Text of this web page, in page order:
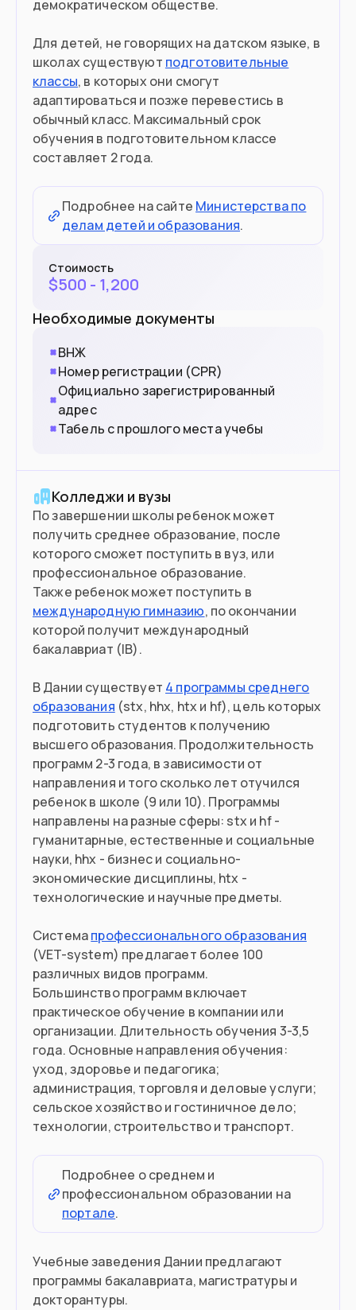
демократическом обществе.
Для детей, не говорящих на датском языке, в
школах существуют подготовительные
классы, в которых они смогут
адаптироваться и позже перевестись в
обычный класс. Максимальный срок
обучения в подготовительном классе
составляет 2 года.
Подробнее на сайте Министерства по
делам детей и образования.
Стоимость
$500 - 1,200
Необходимые документы
ВНЖ
Номер регистрации (CPR)
Официально зарегистрированный
адрес
Табель с прошлого места учебы
Колледжи и вузы
По завершении школы ребенок может
получить среднее образование, после
которого сможет поступить в вуз, или
профессиональное образование.
Также ребенок может поступить в
международную гимназию, по окончании
которой получит международный
бакалавриат (IB).
В Дании существует 4 программы среднего
образования (stx, hhx, htx и hf), цель которых
подготовить студентов к получению
высшего образования. Продолжительность
программ 2-3 года, в зависимости от
направления и того сколько лет отучился
ребенок в школе (9 или 10). Программы
направлены на разные сферы: stx и hf -
гуманитарные, естественные и социальные
науки, hhx - бизнес и социально-
экономические дисциплины, htx -
технологические и научные предметы.
Системапрофессионального образования
(VET-system) предлагает более 100
различных видов программ.
Большинство программ включает
практическое обучение в компании или
организации. Длительность обучения 3-3,5
года. Основные направления обучения:
уход, здоровье и педагогика;
администрация, торговля и деловые услуги;
сельское хозяйство и гостиничное дело;
технологии, строительство и транспорт.
Подробнее о среднем и
профессиональном образовании на
портале.
Учебные заведения Дании предлагают
программы бакалавриата, магистратуры и
докторантуры.